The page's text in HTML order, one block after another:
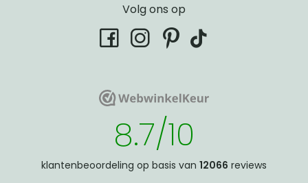
Volg ons op
facebookinstagram
pinterest
tiktok
WebwinkelKeurWebwinkelKeur
8.7/10
klantenbeoordeling op basis van 12066 reviews